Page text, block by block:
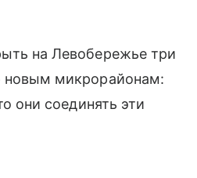
на Левобережье три
новым микрорайонам:
они соединять эти